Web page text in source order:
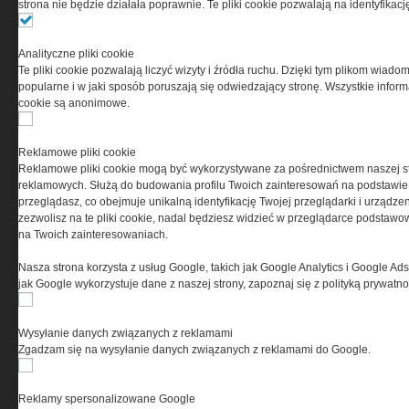
Ta witryna wykorzystuje pliki cookies do przechowywania
informacji na Twoim komputerze. Pliki cookies stosujemy
w celu świadczenia usług na najwyższym poziomie,
w tym w sposób dostosowany do indywidualnych potrzeb.
cookies oznacza, że będą one zamieszczane w Twoim
urządzeniu końcowym. W każdym momencie możesz
dokonać zmiany ustawień przeglądarki dotyczących
serwisu prosimy o zapoznanie się z naszą
prywatności
oraz informacją o cookies
strona nie będzie działała poprawnie. Te pliki cookie pozwalają na
Analityczne pliki cookie
Te pliki cookie pozwalają liczyć wizyty i źródła ruchu. Dzięki tym plikom
popularne i w jaki sposób poruszają się odwiedzający stronę. Wszystkie
cookie są anonimowe.
Reklamowe pliki cookie
Reklamowe pliki cookie mogą być wykorzystywane za pośrednictwem naszej
reklamowych. Służą do budowania profilu Twoich zainteresowań na
przeglądasz, co obejmuje unikalną identyfikację Twojej przeglądarki i
zezwolisz na te pliki cookie, nadal będziesz widzieć w przeglądarce
na Twoich zainteresowaniach.
Nasza strona korzysta z usług Google, takich jak Google Analytics i Google
jak Google wykorzystuje dane z naszej strony, zapoznaj się z polityką
Wysyłanie danych związanych z reklamami
Zgadzam się na wysyłanie danych związanych z reklamami do Google.
Reklamy spersonalizowane Google